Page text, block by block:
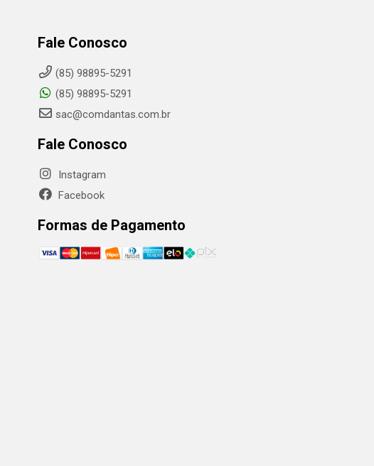
Fale Conosco
(85) 98895-5291
(85) 98895-5291
sac@comdantas.com.br
Fale Conosco
Instagram
Facebook
Formas de Pagamento